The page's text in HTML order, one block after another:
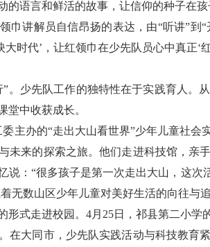
的语言和鲜活的故事，让信仰的种子在孩
巾讲解员自信昂扬的表达，由“听讲”到
时代’，让红领巾在少先队员心中真正‘
。少先队工作的独特性在于实践育人
堂中收获成长。
主办的“走出大山看世界”少年儿童社
未来的探索之旅。他们走进科技馆，亲
说：“很多孩子是第一次走出大山，这
无数山区少年儿童对美好生活的向往与追
形式走进校园。4月25日，祁县第二小
在大同市，少先队实践活动与科技教育